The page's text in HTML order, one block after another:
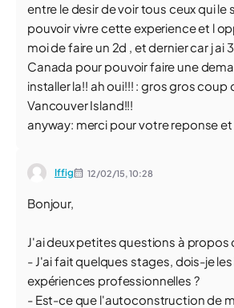
entre le desir de voir tous ceux qui le
pouvoir vivre cette experience et l
moi de faire un 2d , et dernier car j ai
Canada pour pouvoir faire une
installer la!! ah oui!!! : gros gros coup
Vancouver Island!!!
anyway: merci pour votre reponse
Iffig 12/02/15,10:28
Bonjour,
J'ai deux petites questions à propos
- J'ai fait quelques stages, dois-je
expériences professionnelles ?
- Est-ce que l'autoconstruction de